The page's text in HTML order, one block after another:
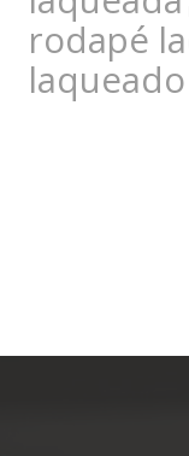
rodapé
laqueado